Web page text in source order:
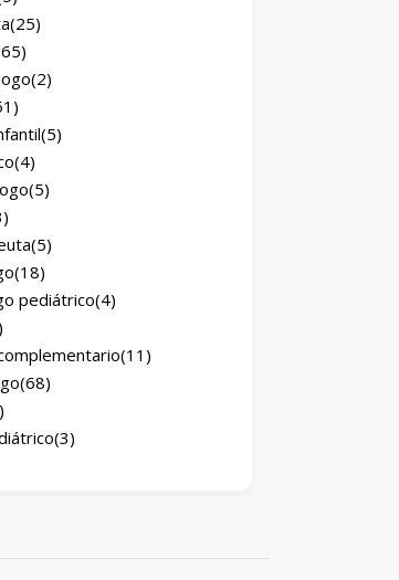
(25)
(2)
(5)
(4)
(5)
(5)
(18)
pediátrico(4)
(11)
(68)
(3)